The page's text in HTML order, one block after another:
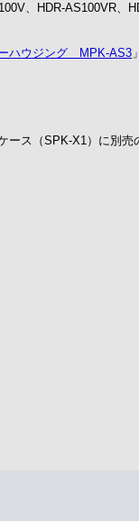
、HDR-AS100VR、
ハウジング MPK-AS3
ース（SPK-X1）に別売